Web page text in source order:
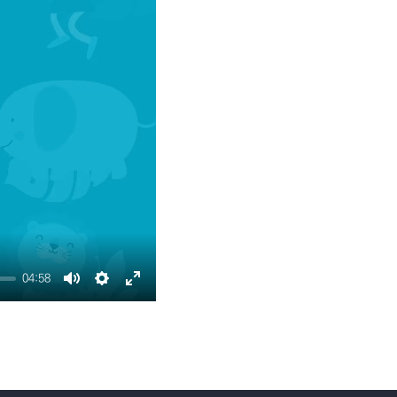
교수 자료
04:58
MuteSettings
Enter